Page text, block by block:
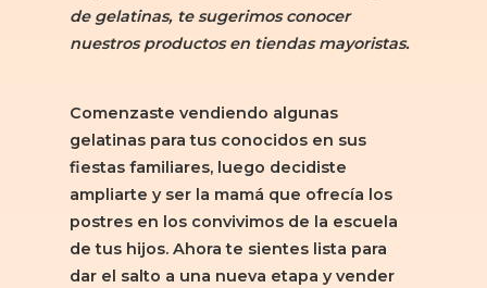
de gelatinas, te sugerimos conocer
nuestros productos en tiendas mayoristas.
Comenzaste vendiendo algunas
gelatinas para tus conocidos en sus
fiestas familiares, luego decidiste
ampliarte y ser la mamá que ofrecía los
postres en los convivimos de la escuela
de tus hijos. Ahora te sientes lista para
dar el salto a una nueva etapa y vender